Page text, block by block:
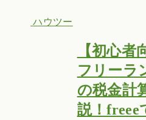
ハウツー
【初心者
フリーラ
の税金計
説！freee